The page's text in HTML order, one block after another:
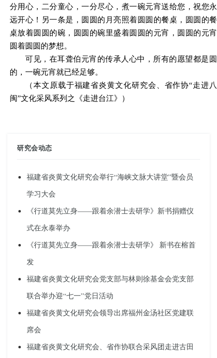
分用心，二分童心，一分尽心，煮一碗元宵送给您，祝您永
远开心！另一条是，圆圆的月亮照着圆圆的餐桌，圆圆的餐
桌放着圆圆的碗，圆圆的碗里盛着圆圆的元宵，圆圆的元宵
圆着圆圆的梦想。
可见，在耳聋伯元宵的传承人心中，所有的愿望都是圆
的，一碗元宵就已经足够。
（本文原载于福建省炎黄文化研究会、省作协“走进八
闽”文化采风系列之
《走进台江》 ）
研究会动态
福建省炎黄文化研究会举行“海峡文脉大讲堂”暨会员
学习大会
《行道莫先立身——跟着余潜士去研学》新书捐赠仪
式在永泰举办
《行道莫先立身——跟着余潜士去研学》 新书在榕首
发
福建省炎黄文化研究会党支部与林则徐基金会党支部
联合举办迎“七一”党日活动
福建省炎黄文化研究会领导出席福州金汤社区党建联
席会
福建省炎黄文化研究会、省作协联合采风团走进古田